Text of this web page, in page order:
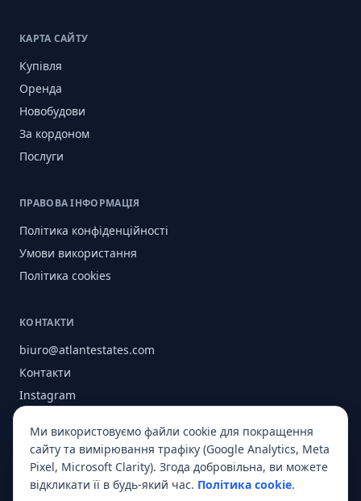
КАРТА САЙТУ
Купівля
Оренда
Новобудови
За кордоном
Послуги
ПРАВОВА ІНФОРМАЦІЯ
Політика конфіденційності
Умови використання
Політика cookies
КОНТАКТИ
biuro@atlantestates.com
Контакти
Instagram
Про нас
Ми використовуємо файли cookie для покращення
сайту та вимірювання трафіку (Google Analytics, Meta
Pixel, Microsoft Clarity). Згода добровільна, ви можете
відкликати її в будь-який час. Політика cookie.